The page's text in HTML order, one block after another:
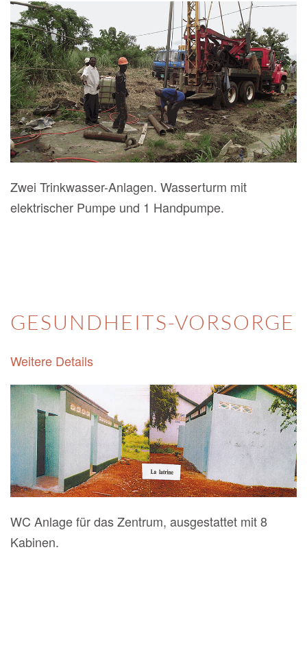
Zwei Trinkwasser-Anlagen. Wasserturm mit
elektrischer Pumpe und 1 Handpumpe.
GESUNDHEITS-VORSORGE
Weitere Details
WC Anlage für das Zentrum, ausgestattet mit 8
Kabinen.